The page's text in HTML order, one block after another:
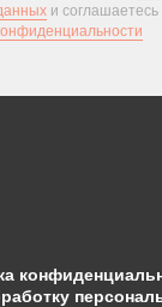
и соглашаетесь